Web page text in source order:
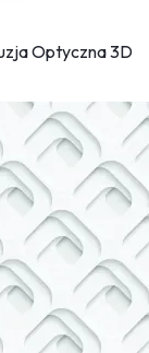
Optyczna 3D